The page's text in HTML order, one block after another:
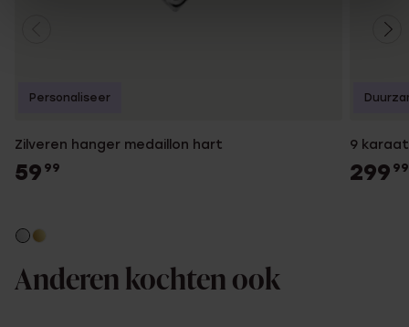
Zilveren hanger medaillon hart
59 99
Personaliseer
9
299 99
Anderen kochten ook